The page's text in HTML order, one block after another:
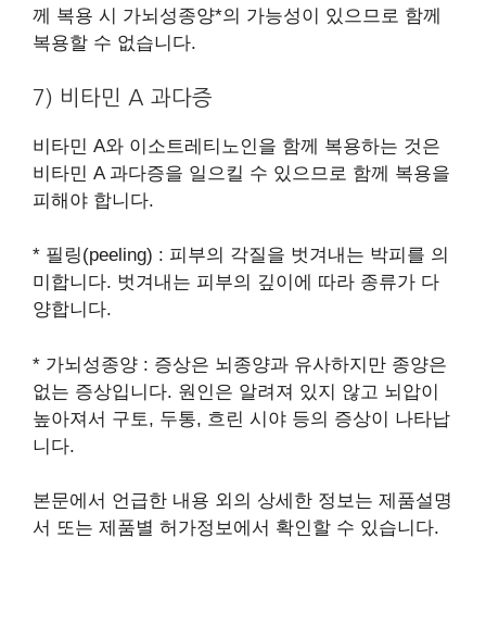
께 복용 시 가뇌성종양*의 가능성이 있으므로 함께
복용할 수 없습니다.
7) 비타민 A 과다증
비타민 A와 이소트레티노인을 함께 복용하는 것은
비타민 A 과다증을 일으킬 수 있으므로 함께 복용을
피해야 합니다.
* 필링(peeling) : 피부의 각질을 벗겨내는 박피를 의
미합니다. 벗겨내는 피부의 깊이에 따라 종류가 다
양합니다.
* 가뇌성종양 : 증상은 뇌종양과 유사하지만 종양은
없는 증상입니다. 원인은 알려져 있지 않고 뇌압이
높아져서 구토, 두통, 흐린 시야 등의 증상이 나타납
니다.
본문에서 언급한 내용 외의 상세한 정보는 제품설명
서 또는 제품별 허가정보에서 확인할 수 있습니다.